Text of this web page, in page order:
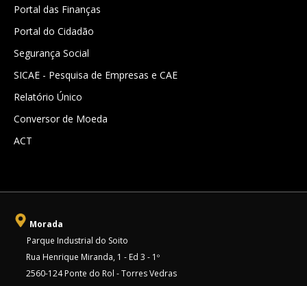
Portal das Finanças
Portal do Cidadão
Segurança Social
SICAE - Pesquisa de Empresas e CAE
Relatório Único
Conversor de Moeda
ACT
Morada
Parque Industrial do Soito
Rua Henrique Miranda, 1 - Ed 3 - 1º
2560-124 Ponte do Rol - Torres Vedras